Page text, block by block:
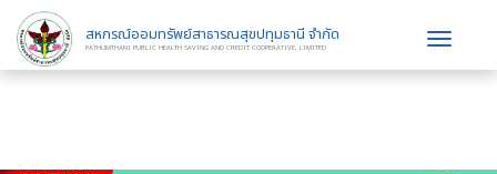
สหกรณ์ออมทรัพย์สาธารณสุขปทุมธานี จำกัด
PATHUMTHANI PUBLIC HEALTH SAVING AND CREDIT COOPERATIVE, LIMITED
Toggle